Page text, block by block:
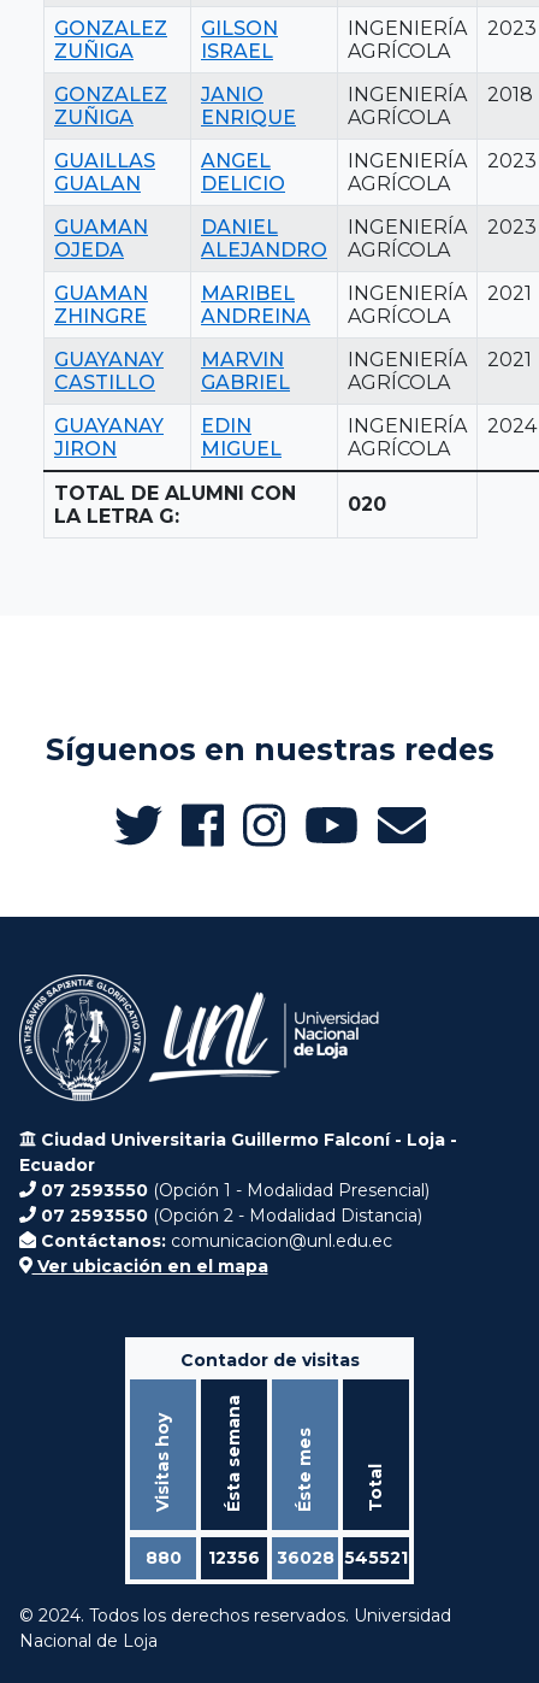
GONZALEZ
ZUÑIGA
GILSON
ISRAEL
INGENIERÍA
AGRÍCOLA
2023
GONZALEZ
ZUÑIGA
JANIO
ENRIQUE
INGENIERÍA
AGRÍCOLA
2018
GUAILLAS
GUALAN
ANGEL
DELICIO
INGENIERÍA
AGRÍCOLA
2023
GUAMAN
OJEDA
DANIEL
ALEJANDRO
INGENIERÍA
AGRÍCOLA
2023
GUAMAN
ZHINGRE
MARIBEL
ANDREINA
INGENIERÍA
AGRÍCOLA
2021
GUAYANAY
CASTILLO
MARVIN
GABRIEL
INGENIERÍA
AGRÍCOLA
2021
GUAYANAY
JIRON
EDIN
MIGUEL
INGENIERÍA
AGRÍCOLA
2024
TOTAL DE ALUMNI CON
LA LETRA G:
020
Síguenos en nuestras redes
Ciudad Universitaria Guillermo Falconí - Loja -
Ecuador
07 2593550 (Opción 1 - Modalidad Presencial)
07 2593550 (Opción 2 - Modalidad Distancia)
Contáctanos: comunicacion@unl.edu.ec
Ver ubicación en el mapa
Contador de visitas
Visitas hoy Ésta semana Éste mes Total
880 12356 36028 545521
© 2024. Todos los derechos reservados. Universidad
Nacional de Loja